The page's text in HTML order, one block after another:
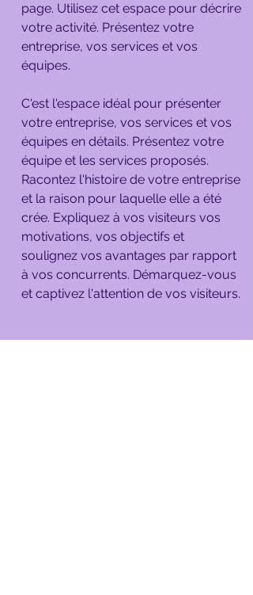
page. Utilisez cet espace pour décrire
votre activité. Présentez votre
entreprise, vos services et vos
équipes.
C'est l'espace idéal pour présenter
votre entreprise, vos services et vos
équipes en détails. Présentez votre
équipe et les services proposés.
Racontez l'histoire de votre entreprise
et la raison pour laquelle elle a été
crée. Expliquez à vos visiteurs vos
motivations, vos objectifs et
soulignez vos avantages par rapport
à vos concurrents. Démarquez-vous
et captivez l'attention de vos visiteurs.